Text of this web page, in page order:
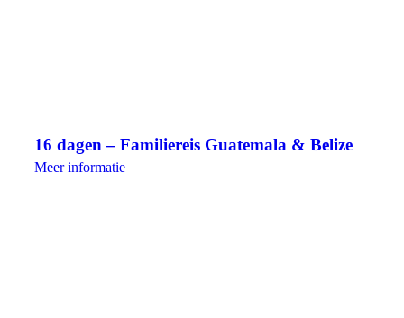
16 dagen – Familiereis Guatemala & Belize
Meer informatie